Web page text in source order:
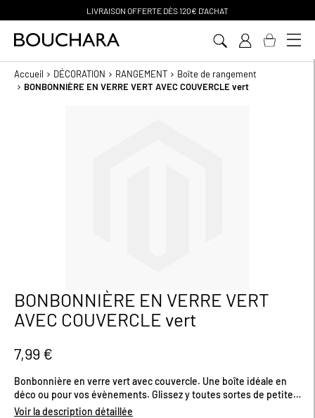
Accueil DÉCORATION RANGEMENT
Boîte de rangement
BONBONNIÈRE EN VERRE VERT AVEC COUVERCLE vert
Passer
au
début
la
Galerie
d’images
BONBONNIÈRE EN VERRE VERT
AVEC COUVERCLE vert
7,99 €
Bonbonnière en verre vert avec couvercle. Une boîte idéale en
déco ou pour vos évènements. Glissez y toutes sortes de petites
confiseries ! Dimensions (cm) : H12,5 x D10
Voir la description détaillée